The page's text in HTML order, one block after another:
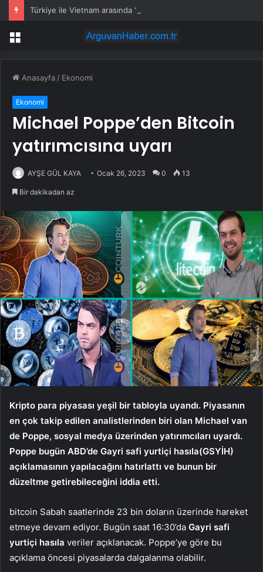
Menü
Anasayfa / Ekonomi
Ekonomi
Michael Poppe’den Bitcoin
yatırımcısına uyarı
AYŞE GÜL KAYA Ocak 26, 2023 0 13
Bir dakikadan az
Kripto para piyasası yeşil bir tabloyla uyandı. Piyasanın
en çok takip edilen analistlerinden biri olan Michael van
de Poppe, sosyal medya üzerinden yatırımcıları uyardı.
Poppe bugün ABD’de Gayri safi yurtiçi hasıla(GSYİH)
açıklamasının yapılacağını hatırlattı ve bunun bir
düzeltme getirebileceğini iddia etti.
bitcoin Sabah saatlerinde 23 bin doların üzerinde hareket
etmeye devam ediyor. Bugün saat 16:30’da Gayri safi
yurtiçi hasıla veriler açıklanacak. Poppe’ye göre bu
açıklama öncesi piyasalarda dalgalanma olabilir.